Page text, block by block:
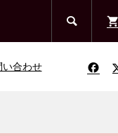

い合わせ